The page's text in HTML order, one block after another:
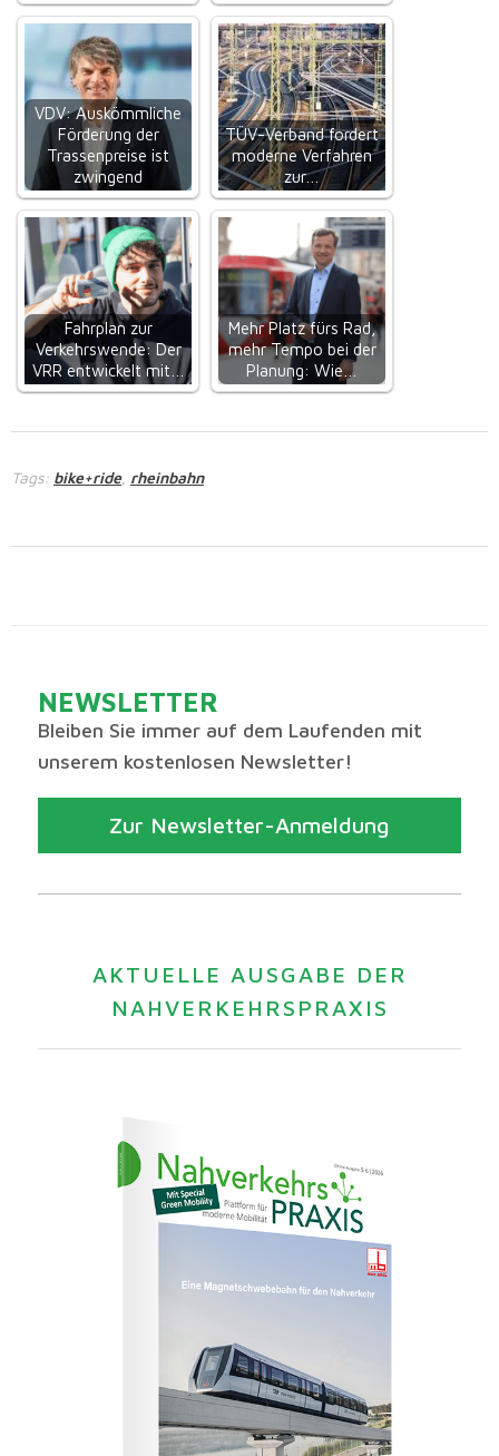
VDV: Auskömmliche
Förderung der
Trassenpreise ist
zwingend
TÜV-Verband fordert
moderne Verfahren
zur…
Fahrplan zur
Verkehrswende: Der
VRR entwickelt mit…
Mehr Platz fürs Rad,
mehr Tempo bei der
Planung: Wie…
Tags: bike+ride, rheinbahn
NEWSLETTER
Bleiben Sie immer auf dem Laufenden mit
unserem kostenlosen Newsletter!
Zur Newsletter-Anmeldung
AKTUELLE AUSGABE DER
NAHVERKEHRSPRAXIS